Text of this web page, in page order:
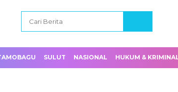
SULUT NASIONAL HUKUM &